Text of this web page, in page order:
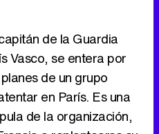
de la Guardia
Vasco, se entera por
de un grupo
en París. Es una
de la organización,